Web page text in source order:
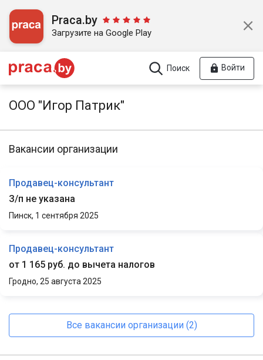
Praca.by
Загрузите на Google Play
Поиск Войти
ООО "Игор Патрик"
Вакансии организации
Продавец-консультант
З/п не указана
Пинск, 1 сентября 2025
Продавец-консультант
от 1 165 руб. до вычета налогов
Гродно, 25 августа 2025
Все вакансии организации (2)